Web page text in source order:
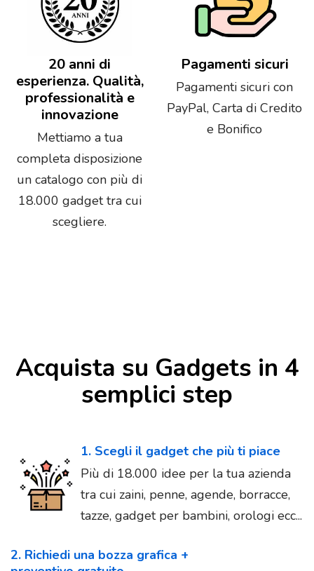
20 anni di
esperienza. Qualità,
professionalità e
innovazione
Mettiamo a tua
completa disposizione
un catalogo con più di
18.000 gadget tra cui
scegliere.
Pagamenti sicuri
Pagamenti sicuri con
PayPal, Carta di Credito
e Bonifico
Acquista su Gadgets in 4
semplici step
1. Scegli il gadget che più ti piace
Più di 18.000 idee per la tua azienda
tra cui zaini, penne, agende, borracce,
tazze, gadget per bambini, orologi ecc...
2. Richiedi una bozza grafica +